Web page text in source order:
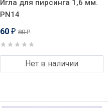
Игла для пирсинга 1,6 мм.
PN14
60 ₽ 80₽
Нет в наличии